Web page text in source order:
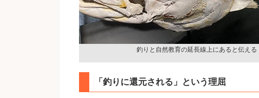
釣りと自然教育の延長線上にあると伝える
「釣りに還元される」という理屈